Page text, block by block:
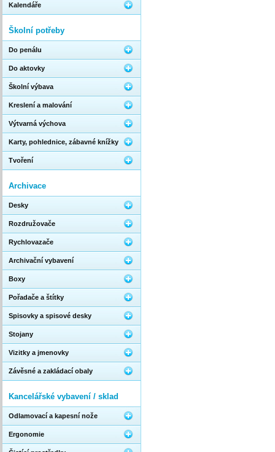
Kalendáře
Školní potřeby
Do penálu
Do aktovky
Školní výbava
Kreslení a malování
Výtvarná výchova
Karty, pohlednice, zábavné knížky
Tvoření
Archivace
Desky
Rozdružovače
Rychlovazače
Archivační vybavení
Boxy
Pořadače a štítky
Spisovky a spisové desky
Stojany
Vizitky a jmenovky
Závěsné a zakládací obaly
Kancelářské vybavení / sklad
Odlamovací a kapesní nože
Ergonomie